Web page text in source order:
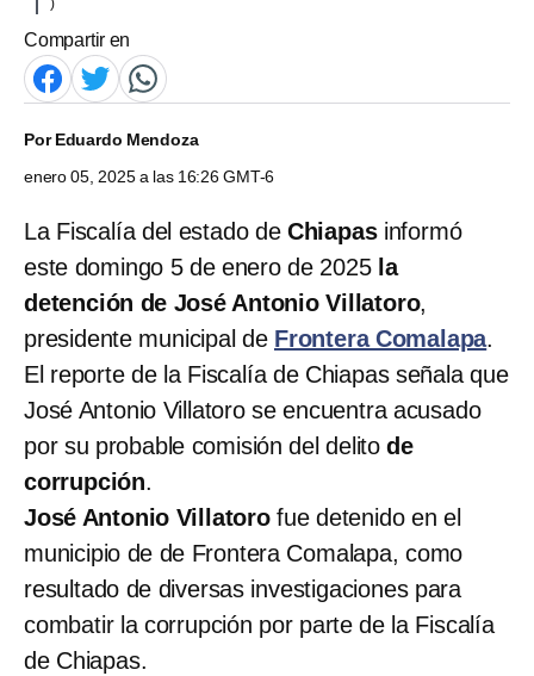
)
Compartir en
PorEduardo Mendoza
enero 05, 2025 a las 16:26 GMT-6
La Fiscalía del estado de Chiapasinformó
este domingo 5 de enero de 2025 la
detención de José Antonio Villatoro,
presidente municipal de Frontera Comalapa.
El reporte de la Fiscalía de Chiapas señala que
José Antonio Villatoro se encuentra acusado
por su probable comisión del delito de
corrupción.
José Antonio Villatorofue detenido en el
municipio de de Frontera Comalapa, como
resultado de diversas investigaciones para
combatir la corrupción por parte de la Fiscalía
de Chiapas.